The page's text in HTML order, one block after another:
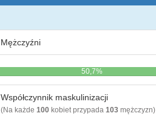
Mężczyźni
50,7%
Współczynnik maskulinizacji
(Na każde 100kobiet przypada 103mężczyzn)